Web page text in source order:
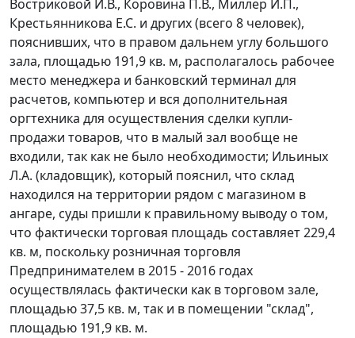
Востриковой И.В., Коровина П.В., Миллер И.П.,
Крестьянникова Е.С. и других (всего 8 человек),
пояснивших, что в правом дальнем углу большого
зала, площадью 191,9 кв. м, располагалось рабочее
место менеджера и банковский терминал для
расчетов, компьютер и вся дополнительная
оргтехника для осуществления сделки купли-
продажи товаров, что в малый зал вообще не
входили, так как не было необходимости; Ильиных
Л.А. (кладовщик), который пояснил, что склад
находился на территории рядом с магазином в
ангаре, суды пришли к правильному выводу о том,
что фактически торговая площадь составляет 229,4
кв. м, поскольку розничная торговля
Предпринимателем в 2015 - 2016 годах
осуществлялась фактически как в торговом зале,
площадью 37,5 кв. м, так и в помещении "склад",
площадью 191,9 кв. м.